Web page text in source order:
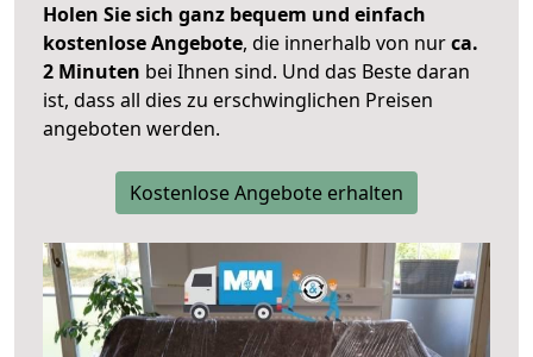
Holen Sie sich ganz bequem und einfach
kostenlose Angebote, die innerhalb von nurca.
2 Minuten bei Ihnen sind. Und das Beste daran
ist, dass all dies zu erschwinglichen Preisen
angeboten werden.
Kostenlose Angebote erhalten